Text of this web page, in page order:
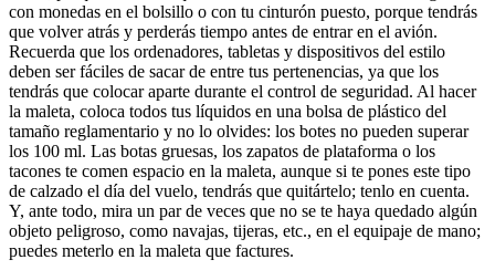
con monedas en el bolsillo o con tu cinturón puesto, porque tendrás
que volver atrás y perderás tiempo antes de entrar en el avión.
Recuerda que los ordenadores, tabletas y dispositivos del estilo
deben ser fáciles de sacar de entre tus pertenencias, ya que los
tendrás que colocar aparte durante el control de seguridad. Al hacer
la maleta, coloca todos tus líquidos en una bolsa de plástico del
tamaño reglamentario y no lo olvides: los botes no pueden superar
los 100 ml. Las botas gruesas, los zapatos de plataforma o los
tacones te comen espacio en la maleta, aunque si te pones este tipo
de calzado el día del vuelo, tendrás que quitártelo; tenlo en cuenta.
Y, ante todo, mira un par de veces que no se te haya quedado algún
objeto peligroso, como navajas, tijeras, etc., en el equipaje de mano;
puedes meterlo en la maleta que factures.